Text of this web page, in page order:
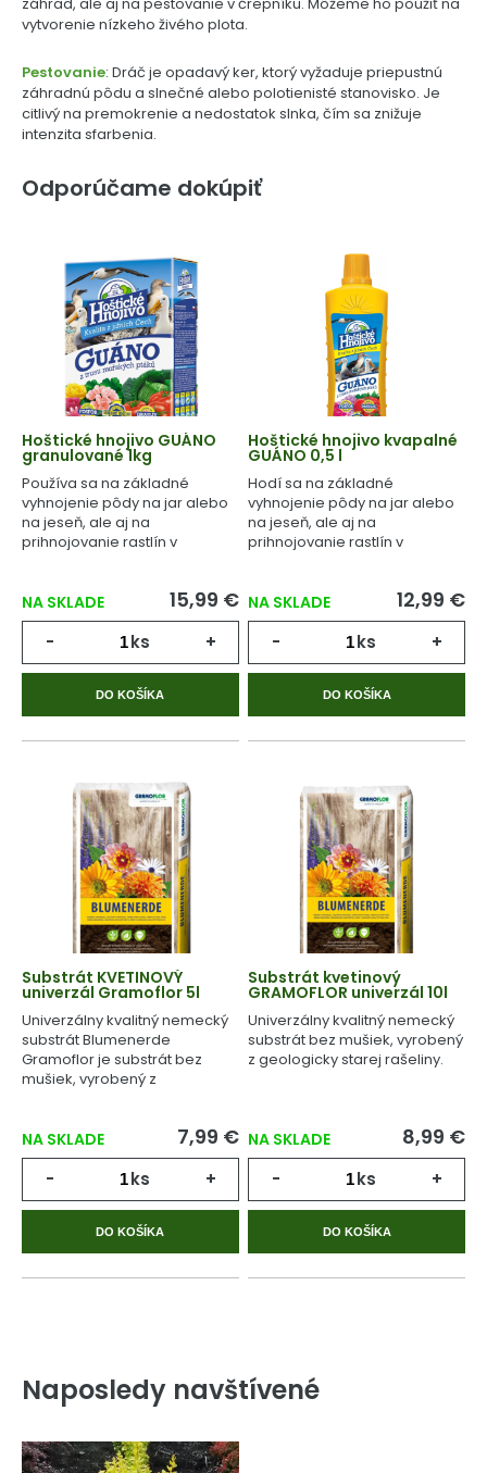
záhrad, ale aj na pestovanie v črepníku. Môžeme ho použiť na
vytvorenie nízkeho živého plota.
Pestovanie: Dráč je opadavý ker, ktorý vyžaduje priepustnú
záhradnú pôdu a slnečné alebo polotienisté stanovisko. Je
citlivý na premokrenie a nedostatok slnka, čím sa znižuje
intenzita sfarbenia.
Odporúčame dokúpiť
Hoštické hnojivo GUÁNO
granulované 1kg
Používa sa na základné
vyhnojenie pôdy na jar alebo
na jeseň, ale aj na
prihnojovanie rastlín v
NA SKLADE 15,99 €
- ks +
DO KOŠÍKA
Hoštické hnojivo kvapalné
GUÁNO 0,5 l
Hodí sa na základné
vyhnojenie pôdy na jar alebo
na jeseň, ale aj na
prihnojovanie rastlín v
NA SKLADE 12,99 €
- ks +
DO KOŠÍKA
Substrát KVETINOVÝ
univerzál Gramoflor 5l
Univerzálny kvalitný nemecký
substrát Blumenerde
Gramoflor je substrát bez
mušiek, vyrobený z
NA SKLADE 7,99 €
- ks +
DO KOŠÍKA
Substrát kvetinový
GRAMOFLOR univerzál 10l
Univerzálny kvalitný nemecký
substrát bez mušiek, vyrobený
z geologicky starej rašeliny.
NA SKLADE 8,99 €
- ks +
DO KOŠÍKA
Naposledy navštívené